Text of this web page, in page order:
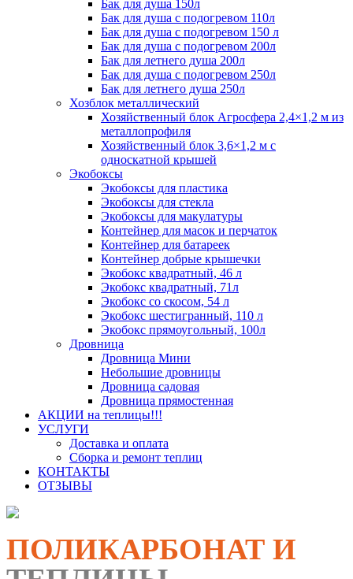
Бак для душа 150л
Бак для душа с подогревом 110л
Бак для душа с подогревом 150 л
Бак для душа с подогревом 200л
Бак для летнего душа 200л
Бак для душа с подогревом 250л
Бак для летнего душа 250л
Хозблок металлический
Хозяйственный блок Агросфера 2,4×1,2 м из
металлопрофиля
Хозяйственный блок 3,6×1,2 м с
односкатной крышей
Экобоксы
Экобоксы для пластика
Экобоксы для стекла
Экобоксы для макулатуры
Контейнер для масок и перчаток
Контейнер для батареек
Контейнер добрые крышечки
Экобокс квадратный, 46 л
Экобокс квадратный, 71л
Экобокс со скосом, 54 л
Экобокс шестигранный, 110 л
Экобокс прямоугольный, 100л
Дровница
Дровница Мини
Небольшие дровницы
Дровница садовая
Дровница прямостенная
АКЦИИ на теплицы!!!
УСЛУГИ
Доставка и оплата
Сборка и ремонт теплиц
КОНТАКТЫ
ОТЗЫВЫ
ПОЛИКАРБОНАТ И